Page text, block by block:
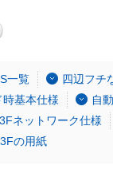
一覧
四辺フチ
基本仕様
自
ネットワーク仕様
の用紙